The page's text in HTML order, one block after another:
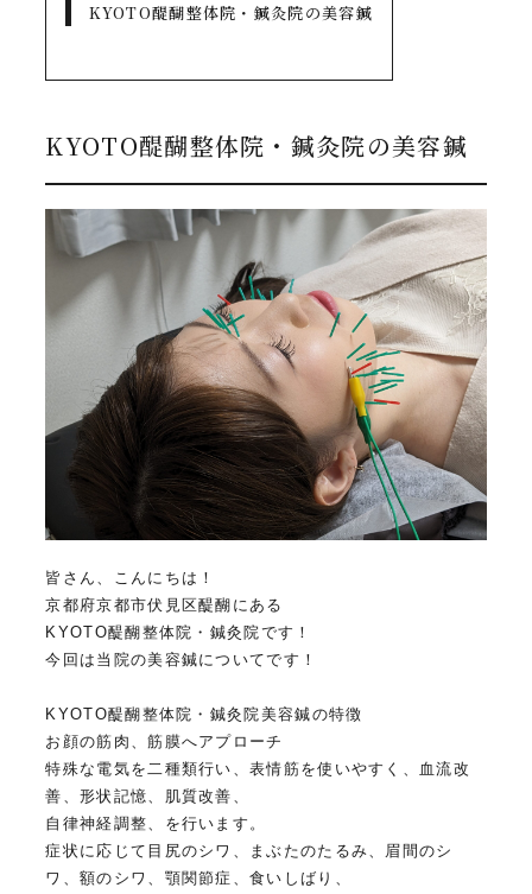
KYOTO醍醐整体院・鍼灸院の美容鍼
KYOTO醍醐整体院・鍼灸院の美容鍼
皆さん、こんにちは！
京都府京都市伏見区醍醐にある
KYOTO醍醐整体院・鍼灸院です！
今回は当院の美容鍼についてです！
KYOTO醍醐整体院・鍼灸院美容鍼の特徴
お顔の筋肉、筋膜へアプローチ
特殊な電気を二種類行い、表情筋を使いやすく、血流改
善、形状記憶、肌質改善、
自律神経調整、を行います。
症状に応じて目尻のシワ、まぶたのたるみ、眉間のシ
ワ、額のシワ、顎関節症、食いしばり、